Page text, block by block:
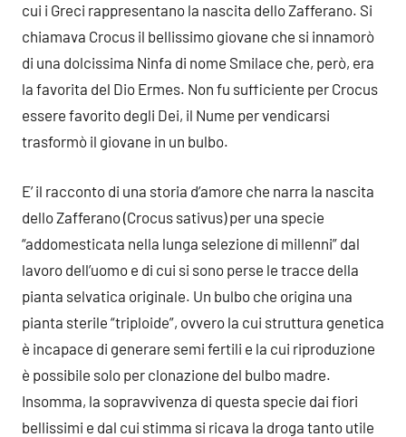
cui i Greci rappresentano la nascita dello Zafferano. Si
chiamava Crocus il bellissimo giovane che si innamorò
di una dolcissima Ninfa di nome Smilace che, però, era
la favorita del Dio Ermes. Non fu sufficiente per Crocus
essere favorito degli Dei, il Nume per vendicarsi
trasformò il giovane in un bulbo.
E’ il racconto di una storia d’amore che narra la nascita
dello Zafferano (Crocus sativus) per una specie
“addomesticata nella lunga selezione di millenni” dal
lavoro dell’uomo e di cui si sono perse le tracce della
pianta selvatica originale. Un bulbo che origina una
pianta sterile “triploide”, ovvero la cui struttura genetica
è incapace di generare semi fertili e la cui riproduzione
è possibile solo per clonazione del bulbo madre.
Insomma, la sopravvivenza di questa specie dai fiori
bellissimi e dal cui stimma si ricava la droga tanto utile